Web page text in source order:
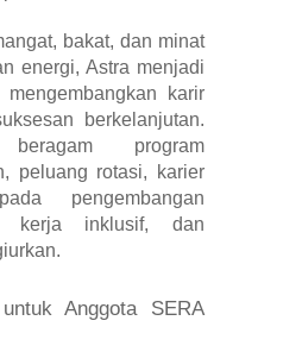
bakat, dan minat
energi, Astra menjadi
karir
berkelanjutan.
program
peluang rotasi, karier
pengembangan
kerja inklusif, dan
Anggota SERA